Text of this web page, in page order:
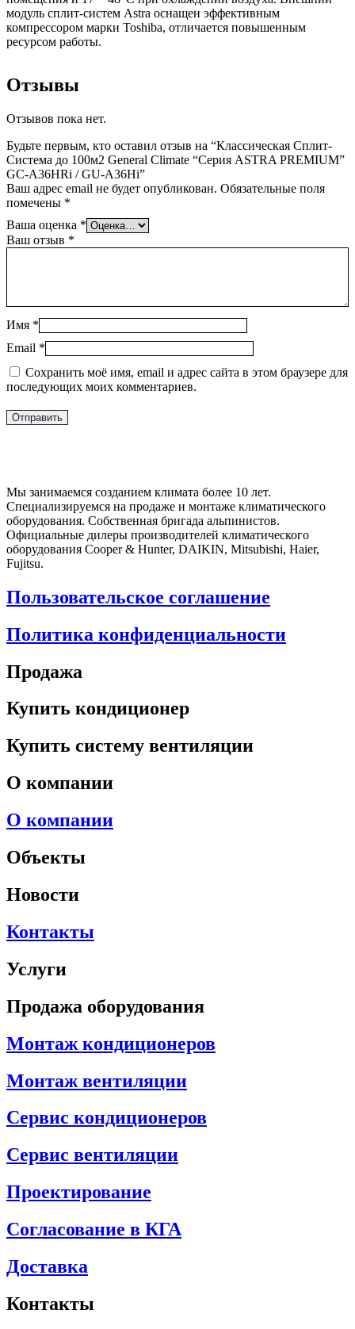
модуль сплит-систем Astra оснащен эффективным
компрессором марки Toshiba, отличается повышенным
ресурсом работы.
Отзывы
Отзывов пока нет.
Будьте первым, кто оставил отзыв на “Классическая Сплит-
Система до 100м2 General Climate “Серия ASTRA PREMIUM”
GC-A36HRi / GU-A36Hi”
Ваш адрес email не будет опубликован. Обязательные поля
помечены *
Ваша оценка *
Ваш отзыв *
Имя *
Email *
Сохранить моё имя, email и адрес сайта в этом браузере для
последующих моих комментариев.
Мы занимаемся созданием климата более 10 лет.
Специализируемся на продаже и монтаже климатического
оборудования. Собственная бригада альпинистов.
Официальные дилеры производителей климатического
оборудования Cooper & Hunter, DAIKIN, Mitsubishi, Haier,
Fujitsu.
Пользовательское соглашение
Политика конфиденциальности
Продажа
Купить кондиционер
Купить систему вентиляции
О компании
О компании
Объекты
Новости
Контакты
Услуги
Продажа оборудования
Монтаж кондиционеров
Монтаж вентиляции
Сервис кондиционеров
Сервис вентиляции
Проектирование
Согласование в КГА
Доставка
Контакты